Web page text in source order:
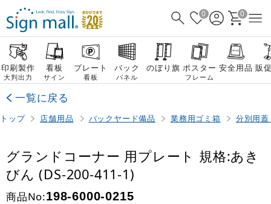
0 0
印刷製作
大判出力
看板
サイン
プレート
看板
バック
パネル
のぼり旗 ポスター
フレーム
安全用品 販
一覧に戻る
トップ 店舗用品 バックヤード備品 業務用ゴミ箱 分別用
グランドコーナー 用プレート 規格:あき
びん (DS-200-411-1)
商品No:198-6000-0215